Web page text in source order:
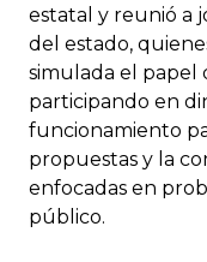
estatal y reunió a
del estado,
simulada el papel
participando en
funcionamiento
propuestas y la
enfocadas en
público.